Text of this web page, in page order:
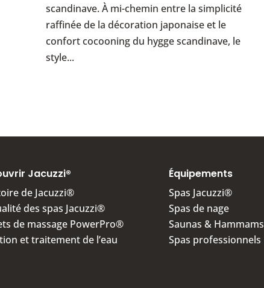
scandinave. À mi-chemin entre la simplicité
raffinée de la décoration japonaise et le
confort cocooning du hygge scandinave, le
style...
Jacuzzi®
de Jacuzzi®
des spas Jacuzzi®
de massage PowerPro®
et traitement de l’eau
Équipements
Spas Jacuzzi®
Spas de nage
Saunas & Hammams
Spas professionnels